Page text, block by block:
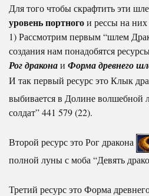
Для того чтобы скрафтить эти
уровень портногои рессы на
1) Рассмотрим первым “шлем
создания нам понадобятся
Рог драконаи Форма древнего
И так первый ресурс это Клык
выбивается в Долине волшебной
солдат” 441 579 (22).
Второй ресурс это Рог дракона
полной луны с моба “Девять
Третий ресурс это Форма